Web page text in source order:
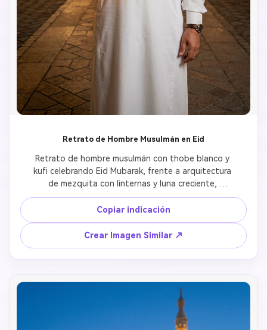
Retrato de Hombre Musulmán en Eid
Retrato de hombre musulmán con thobe blanco y
kufi celebrando Eid Mubarak, frente a arquitectura
de mezquita con linternas y luna creciente,
fotografía de retrato profesional
Copiar indicación
Crear Imagen Similar ↗